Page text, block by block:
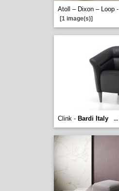
Atoll – Dixon – Loop -
[1 image(s)]
Clink - Bardi Italy ...